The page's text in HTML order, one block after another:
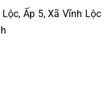
Ấp 5, Xã Vĩnh Lộc